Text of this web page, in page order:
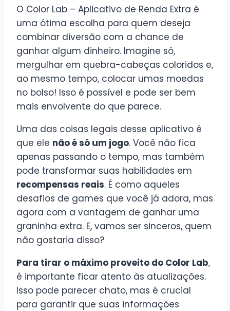
O Color Lab – Aplicativo de Renda Extra é
uma ótima escolha para quem deseja
combinar diversão com a chance de
ganhar algum dinheiro. Imagine só,
mergulhar em quebra-cabeças coloridos e,
ao mesmo tempo, colocar umas moedas
no bolso! Isso é possível e pode ser bem
mais envolvente do que parece.
Uma das coisas legais desse aplicativo é
que ele não é só um jogo. Você não fica
apenas passando o tempo, mas também
pode transformar suas habilidades em
recompensas reais. É como aqueles
desafios de games que você já adora, mas
agora com a vantagem de ganhar uma
graninha extra. E, vamos ser sinceros, quem
não gostaria disso?
Para tirar o máximo proveito do Color Lab,
é importante ficar atento às atualizações.
Isso pode parecer chato, mas é crucial
para garantir que suas informações